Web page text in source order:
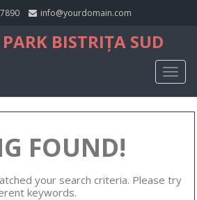
info@yourdomain.com
BISTRIȚA SUD
FOUND!
your search criteria. Please try
keywords.